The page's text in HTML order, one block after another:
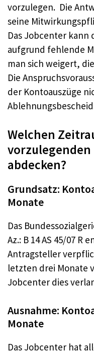
vorzulegen. Die
seine
Das Jobcenter kann
aufgrund fehlende
man sich weigert,
Die
der Kontoauszüge
Welchen
abdecken?
Grundsatz:
Monate
Das
Az.: B 14 AS 45/07 R
Antragsteller
letzten drei Monate
Jobcenter dies
Ausnahme:
Monate
Das Jobcenter hat